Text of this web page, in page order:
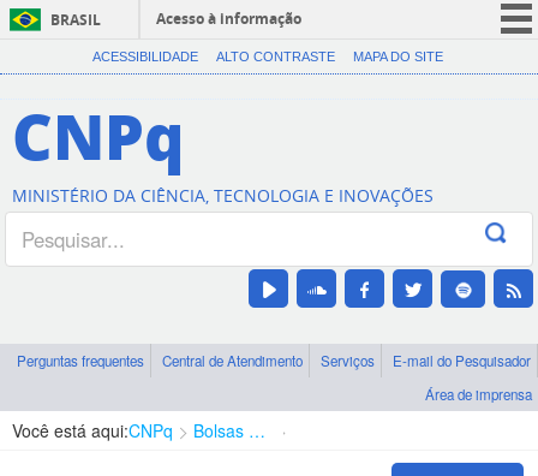
BRASIL
Acesso à informação
CORONAVÍRUS (COVID-19)
Canais
ACESSIBILIDADE ALTO CONTRASTE MAPA DO SITE
CNPq
MINISTÉRIO DA CIÊNCIA, TECNOLOGIA E INOVAÇÕES
Perguntas frequentes Central de Atendimento Serviços
E-mail do Pesquisador
Área de imprensa
Você está aqui:CNPq Bolsas e Auxílios Vigentes